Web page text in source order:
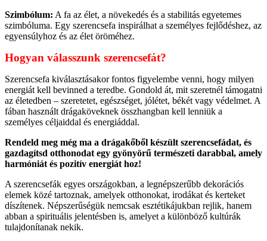
Szimbólum: A fa az élet, a növekedés és a stabilitás egyetemes
szimbóluma. Egy szerencsefa inspirálhat a személyes fejlődéshez, az
egyensúlyhoz és az élet öröméhez.
Hogyan válasszunk szerencsefát?
Szerencsefa kiválasztásakor fontos figyelembe venni, hogy milyen
energiát kell bevinned a teredbe. Gondold át, mit szeretnél támogatni
az életedben – szeretetet, egészséget, jólétet, békét vagy védelmet. A
fában használt drágaköveknek összhangban kell lenniük a
személyes céljaiddal és energiáddal.
Rendeld meg még ma a drágakőből készült szerencsefádat, és
gazdagítsd otthonodat egy gyönyörű természeti darabbal, amely
harmóniát és pozitív energiát hoz!
A szerencsefák egyes országokban, a legnépszerűbb dekorációs
elemek közé tartoznak, amelyek otthonokat, irodákat és kerteket
díszítenek. Népszerűségük nemcsak esztétikájukban rejlik, hanem
abban a spirituális jelentésben is, amelyet a különböző kultúrák
tulajdonítanak nekik.